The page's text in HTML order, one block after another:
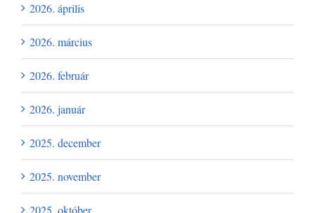
2026. április
2026. március
2026. február
2026. január
2025. december
2025. november